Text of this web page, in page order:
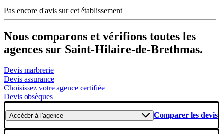
Pas encore d'avis sur cet établissement
Nous comparons et vérifions toutes les
agences sur Saint-Hilaire-de-Brethmas.
Devis marbrerie
Devis assurance
Choisissez votre agence certifiée
Devis obsèques
Accéderà l'agence Comparer les devis